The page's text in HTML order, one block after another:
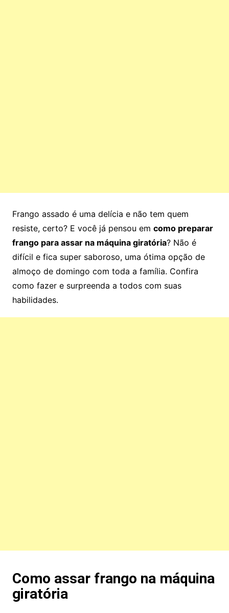
Frango assado é uma delícia e não tem quem
resiste, certo? E você já pensou em como preparar
frango para assar na máquina giratória? Não é
difícil e fica super saboroso, uma ótima opção de
almoço de domingo com toda a família. Confira
como fazer e surpreenda a todos com suas
habilidades.
Como assar frango na máquina
giratória